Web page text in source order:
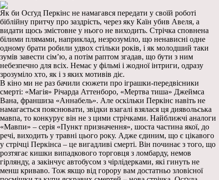
Як би Осґуд Перкінс не намагався передати у своїй роботі
біблійну притчу про заздрість, через яку Каїн убив Авеля, а
видати щось змістовне у нього не виходить. Стрічка сповнена
білими плямами, наприклад, незрозуміло, що ненависні одне
одному брати робили удвох стільки років, і як молодший таки
зумів завести сім’ю, а потім раптом згадав, що бути з ним
небезпечно для всіх. Немає у фільмі і жодної інтриги, одразу
зрозуміло хто, як і з яких мотивів діє.
В кіно ми не раз бачили сюжети про іграшки-передвісники
смерті: «Магія» Річарда Аттенборо, «Мертва тиша» Джеймса
Вана, франшиза «Аннабель». Але оскільки Перкінс навіть не
намагається пояснювати, звідки взагалі взялася ця диявольська
мавпа, то конкурує він не з цими стрічками. Найближчі аналоги
«Мавпи» – серія «Пункт призначення», шоста частина якої, до
речі, виходить у травні цього року. Адже єдиним, що є цікавого
у стрічці Перкінса – це вигадливі смерті. Він починає з того, що
розтягає кишки випадкового торговця з ломбарду, немов
гірлянду, а закінчує автобусом з чірлідерками, які гинуть не
менш криваво. Тож якщо від горору вам достатньо зловісної